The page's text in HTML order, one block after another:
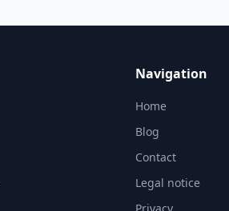
Navigation
Home
Blog
Contact
Legal notice